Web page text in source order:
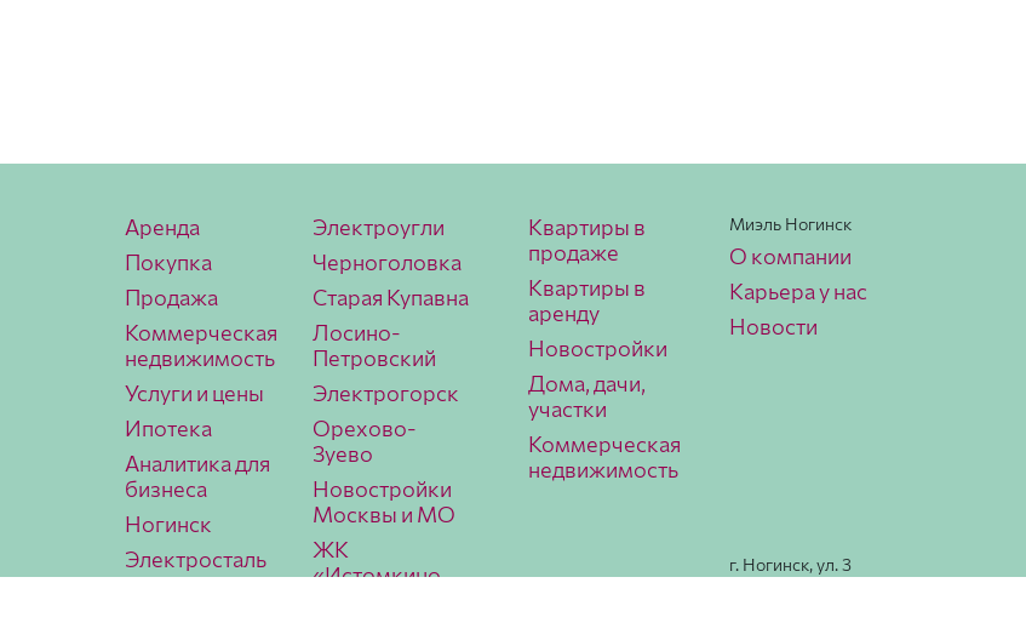
Аренда
Покупка
Продажа
Коммерческая
недвижимость
Услуги и цены
Ипотека
Аналитика для
бизнеса
Ногинск
Электросталь
Электроугли
Черноголовка
Старая Купавна
Лосино-
Петровский
Электрогорск
Орехово-
Зуево
Новостройки
Москвы и МО
ЖК
«Истомкино
Квартиры в
продаже
Квартиры в
аренду
Новостройки
Дома, дачи,
участки
Коммерческая
недвижимость
Миэль Ногинск
О компании
Карьера у нас
Новости
г. Ногинск, ул. 3
Интерна­ционала,